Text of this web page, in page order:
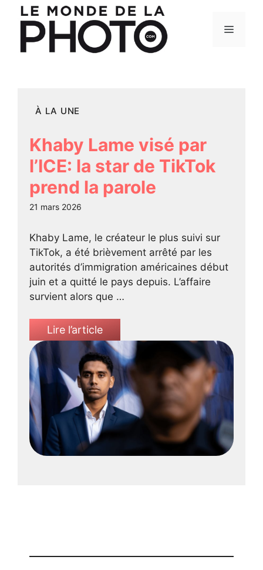
contenu
Menu
À LA UNE
Khaby Lame visé par
l’ICE: la star de TikTok
prend la parole
21 mars 2026
Khaby Lame, le créateur le plus suivi sur
TikTok, a été brièvement arrêté par les
autorités d’immigration américaines début
juin et a quitté le pays depuis. L’affaire
survient alors que …
Lire l’article